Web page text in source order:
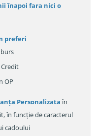
înapoi fara nici o
preferi
OP
Personalizataîn
în funcție de caracterul
cadoului